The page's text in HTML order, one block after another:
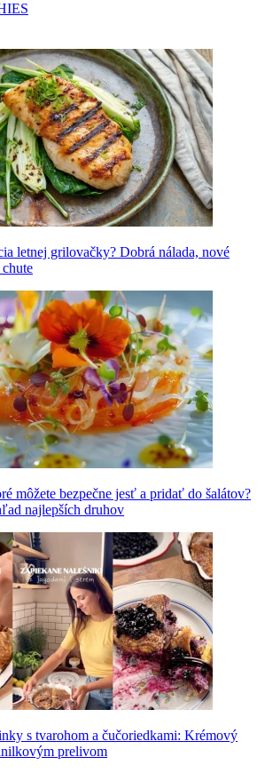
letnej grilovačky? Dobrá nálada, nové
môžete bezpečne jesť a pridať do šalátov?
najlepších druhov
s tvarohom a čučoriedkami: Krémový
prelivom